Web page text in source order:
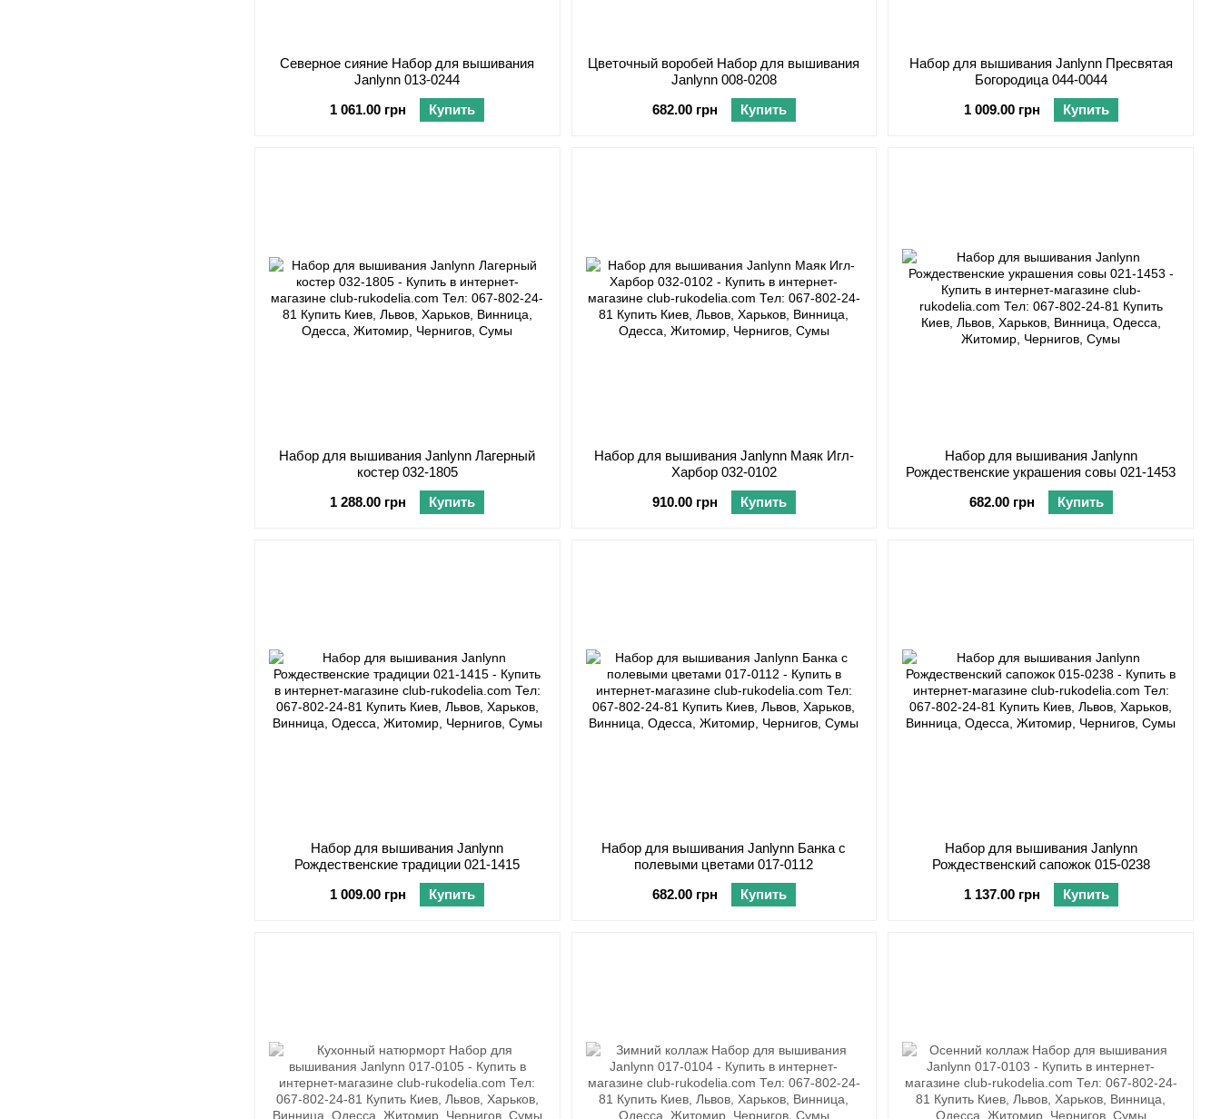
Северное сияние Набор для вышивания
Janlynn 013-0244
1 061.00 грн
Купить
Цветочный воробей Набор для вышивания
Janlynn 008-0208
682.00 грн
Купить
Набор для вышивания Janlynn Пресвятая
Богородица 044-0044
1 009.00 грн
Купить
Набор для вышивания Janlynn Лагерный
костер 032-1805
1 288.00 грн
Купить
Набор для вышивания Janlynn Маяк Игл-
Харбор 032-0102
910.00 грн
Купить
Набор для вышивания Janlynn
Рождественские украшения совы 021-1453
682.00 грн
Купить
Набор для вышивания Janlynn
Рождественские традиции 021-1415
1 009.00 грн
Купить
Набор для вышивания Janlynn Банка с
полевыми цветами 017-0112
682.00 грн
Купить
Набор для вышивания Janlynn
Рождественский сапожок 015-0238
1 137.00 грн
Купить